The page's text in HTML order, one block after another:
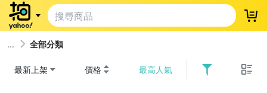
登
全部分類
最新上架 價格 最高人氣